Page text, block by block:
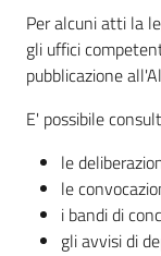
Per alcuni atti la
gli uffici
pubblicazione
E' possibile
le
le
i bandi di
gli avvisi di